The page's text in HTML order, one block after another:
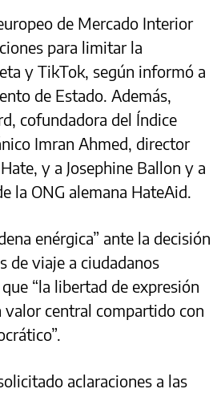
de Mercado Interior
para limitar la
y TikTok, según informó a
de Estado. Además,
cofundadora del Índice
Imran Ahmed, director
y a Josephine Ballon y a
la ONG alemana HateAid.
enérgica” ante la decisión
de viaje a ciudadanos
“la libertad de expresión
central compartido con
aclaraciones a las